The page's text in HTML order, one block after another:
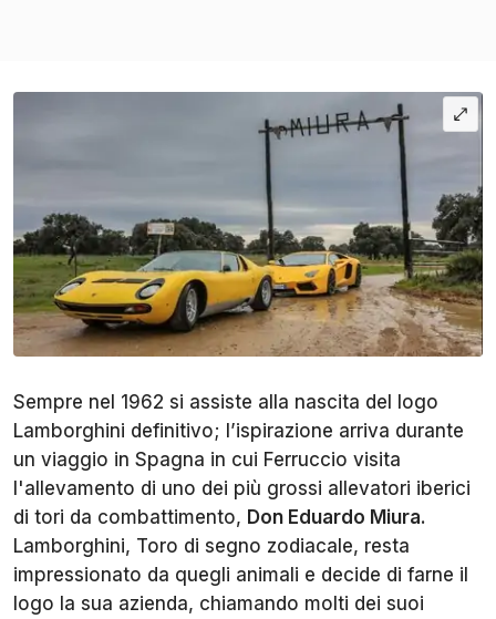
Sempre nel 1962 si assiste alla nascita del logo
Lamborghini definitivo; l’ispirazione arriva durante
un viaggio in Spagna in cui Ferruccio visita
l'allevamento di uno dei più grossi allevatori iberici
di tori da combattimento, Don Eduardo Miura.
Lamborghini, Toro di segno zodiacale, resta
impressionato da quegli animali e decide di farne il
logo la sua azienda, chiamando molti dei suoi